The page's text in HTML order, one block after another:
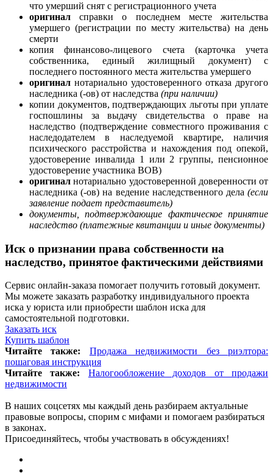
что умерший снят с регистрационного учета
оригинал справки о последнем месте жительства
умершего (регистрации по месту жительства) на день
смерти
копия финансово-лицевого счета (карточка учета
собственника, единый жилищный документ) с
последнего постоянного места жительства умершего
оригинал нотариально удостоверенного отказа другого
наследника (-ов) от наследства (при наличии)
копии документов, подтверждающих льготы при уплате
госпошлины за выдачу свидетельства о праве на
наследство (подтверждение совместного проживания с
наследодателем в наследуемой квартире, наличия
психического расстройства и нахождения под опекой,
удостоверение инвалида 1 или 2 группы, пенсионное
удостоверение участника ВОВ)
оригиналнотариально удостоверенной доверенности от
наследника (-ов) на ведение наследственного дела (если
заявление подает представитель)
документы, подтверждающие фактическое принятие
наследство (платежные квитанции и иные документы)
Иск о признании права собственности на
наследство, принятое фактическими действиями
Сервис онлайн-заказа помогает получить готовый документ.
Мы можете заказать разработку индивидуального проекта
иска у юриста или приобрести шаблон иска для
самостоятельной подготовки.
Заказать иск
Купить шаблон
Читайте также:
Продажа недвижимости без риэлтора:
пошаговая инструкция
Читайте также:
Налогообложение доходов от продажи
недвижимости
В наших соцсетях мы каждый день разбираем актуальные
правовые вопросы, спорим с мифами и помогаем разбираться
в законах.
Присоединяйтесь, чтобы участвовать в обсуждениях!